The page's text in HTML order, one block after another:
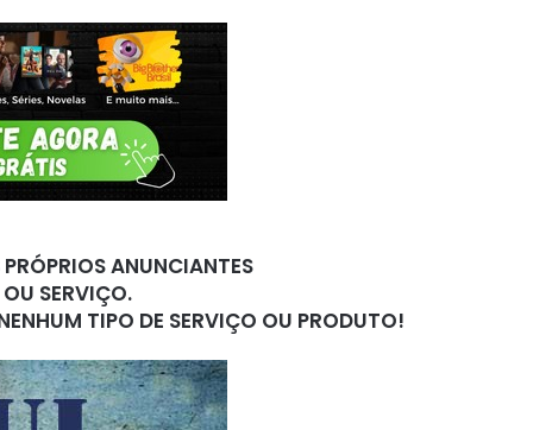
ANUNCIANTES
SERVIÇO.
TIPO DE SERVIÇO OU PRODUTO!